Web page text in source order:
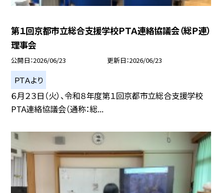
第１回京都市立総合支援学校ＰＴＡ連絡協議会（総Ｐ連）
理事会
公開日 2026/06/23 更新日 2026/06/23
ＰＴＡより
６月２３日（火）、令和８年度第１回京都市立総合支援学校
PTA連絡協議会（通称：総...